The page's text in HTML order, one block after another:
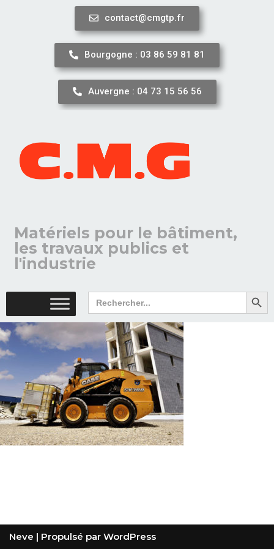
contact@cmgtp.fr
Bourgogne : 03 86 59 81 81
Auvergne : 04 73 15 56 56
Matériels pour le bâtiment,
les travaux publics et
l'industrie
Search
for:
Search
Neve | Propulsé par WordPress